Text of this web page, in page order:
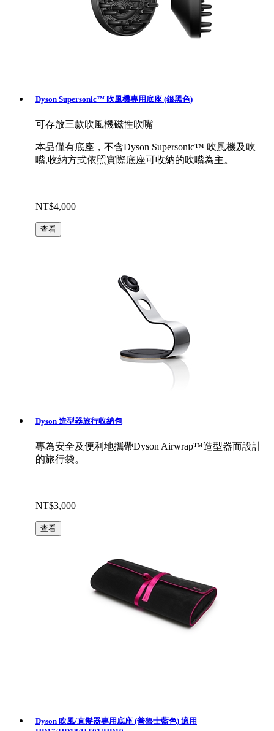
Dyson Supersonic™ 吹風機專用底座 (銀黑色)
可存放三款吹風機磁性吹嘴
本品僅有底座，不含Dyson Supersonic™ 吹風機及吹
嘴,收納方式依照實際底座可收納的吹嘴為主。
NT$4,000
查看
Dyson 造型器旅行收納包
專為安全及便利地攜帶Dyson Airwrap™造型器而設計
的旅行袋。
NT$3,000
查看
Dyson 吹風/直髮器專用底座 (普魯士藍色) 適用